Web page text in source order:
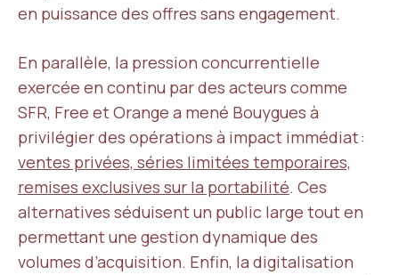
en puissance des offres sans engagement.
En parallèle, la pression concurrentielle
exercée en continu par des acteurs comme
SFR, Free et Orange a mené Bouygues à
privilégier des opérations à impact immédiat :
ventes privées, séries limitées temporaires,
remises exclusives sur la portabilité. Ces
alternatives séduisent un public large tout en
permettant une gestion dynamique des
volumes d’acquisition. Enfin, la digitalisation